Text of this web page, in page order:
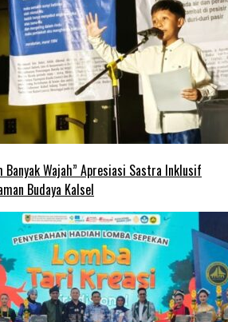
Banyak Wajah” Apresiasi Sastra Inklusif
Budaya Kalsel